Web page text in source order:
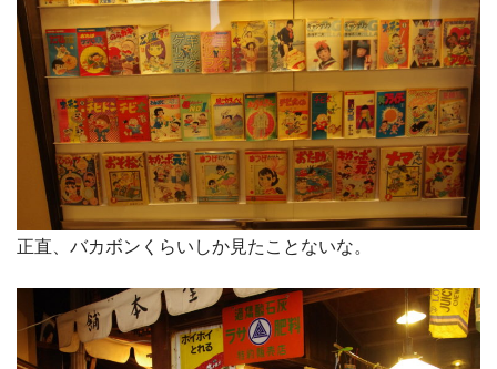
正直、バカボンくらいしか見たことないな。